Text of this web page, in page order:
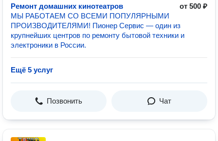
Ремонт домашних кинотеатров
от 500 ₽
МЫ РАБОТАЕМ СО ВСЕМИ ПОПУЛЯРНЫМИ
ПРОИЗВОДИТЕЛЯМИ! Пионер Сервис — один из
крупнейших центров по ремонту бытовой техники и
электроники в России.
Ещё 5 услуг
Позвонить Чат